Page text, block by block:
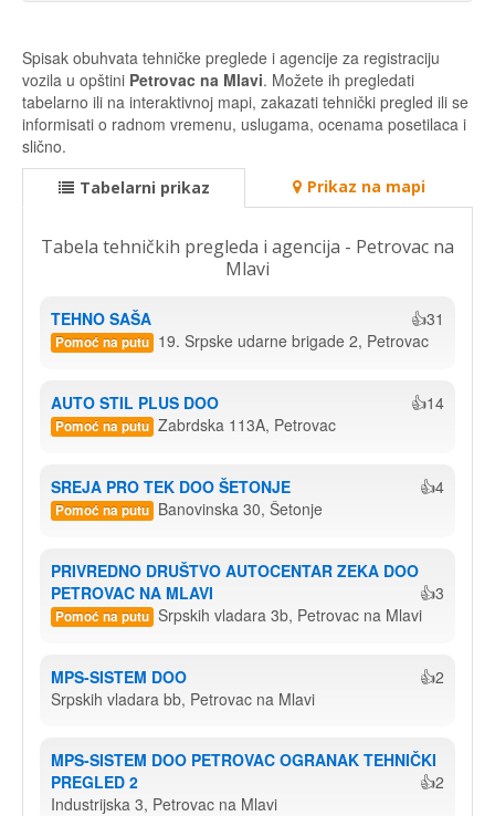
Spisak obuhvata tehničke preglede i agencije za registraciju
vozila u opštini Petrovac na Mlavi. Možete ih pregledati
tabelarno ili na interaktivnoj mapi, zakazati tehnički pregled ili se
informisati o radnom vremenu, uslugama, ocenama posetilaca i
slično.
Tabelarni prikaz Prikaz na mapi
Tabela tehničkih pregleda i agencija - Petrovac na
Mlavi
TEHNO SAŠA 👍31
Pomoć na putu 19. Srpske udarne brigade 2, Petrovac
AUTO STIL PLUS DOO 👍14
Pomoć na putu Zabrdska 113A, Petrovac
SREJA PRO TEK DOO ŠETONJE 👍4
Pomoć na putu Banovinska 30, Šetonje
PRIVREDNO DRUŠTVO AUTOCENTAR ZEKA DOO
PETROVAC NA MLAVI
👍3
Pomoć na putu Srpskih vladara 3b, Petrovac na Mlavi
MPS-SISTEM DOO
👍2
Srpskih vladara bb, Petrovac na Mlavi
MPS-SISTEM DOO PETROVAC OGRANAK TEHNIČKI
PREGLED 2
👍2
Industrijska 3, Petrovac na Mlavi